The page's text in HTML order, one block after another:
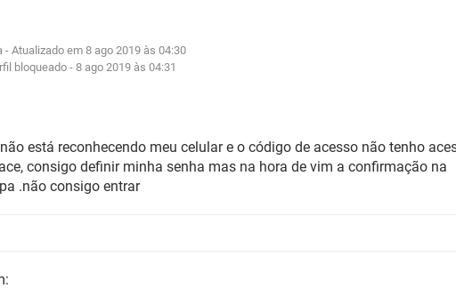
- Atualizado em 8 ago 2019 às 04:30
bloqueado -8 ago 2019 às 04:31
está reconhecendo meu celular e o código de acesso não tenho
consigo definir minha senha mas na hora de vim a confirmação na
.não consigo entrar